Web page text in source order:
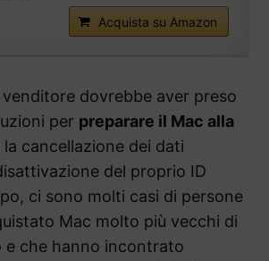
Acquista su Amazon
dovrebbe aver preso
per preparare il Mac alla
la cancellazione dei dati
del proprio ID
ci sono molti casi di persone
Mac molto più vecchi di
e che hanno incontrato